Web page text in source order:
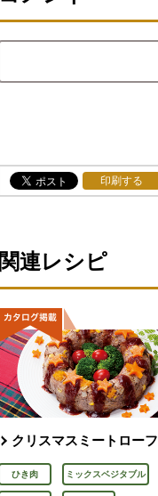
印刷する
関連レシピ
クリスマスミートローフ
ひき肉 ミックスベジタブル